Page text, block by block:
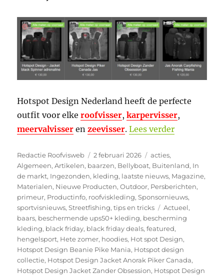
Hotspot Design Nederland heeft de perfecte
outfit voor elkeroofvisser,karpervisser,
meervalvisser enzeevisser.Lees verder“Warm de
Auteur
Redactie Roofvisweb
Geplaatst
op
2 februari 2026 Categorieën
acties,
Algemeen,Artikelen, baarzen, Bellyboat, Buitenland, In
de markt, Ingezonden, kleding, laatste nieuws, Magazine,
Materialen, Nieuwe Producten,Outdoor, Persberichten,
primeur, Productinfo, roofviskleding,Sponsornieuws,
sportvisnieuws,Streetfishing,tips en tricks Tags
Actueel,
baars, beschermende ups50+ kleding, bescherming
kleding, black friday, black friday deals,featured,
hengelsport, Hete zomer, hoodies, Hot spot Design,
Hotspot Design Beanie Pike Mania, Hotspot design
collectie, Hotspot Design Jacket Anorak Piker Canada,
Hotspot Design Jacket Zander Obsession, Hotspot Design